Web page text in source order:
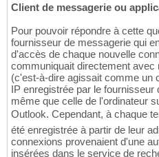
Client de messagerie ou
Pour pouvoir répondre à cette
fournisseur de messagerie qui
d'accès de chaque nouvelle
communiquait directement
(c'est-à-dire agissait comme un
IP enregistrée par le
même que celle de l'ordinateur
Outlook. Cependant, à chaque
été enregistrée à partir de leur
connexions provenaient d'une
insérées dans le service de